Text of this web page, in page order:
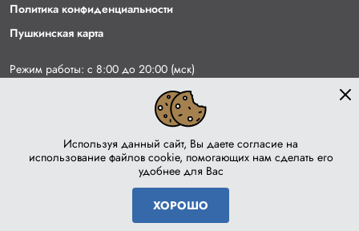
Политика конфиденциальности
Пушкинская карта
Режим работы: с 8:00 до 20:00 (мск)
youtubeИспользуя данный сайт, Вы даете согласие на
использование файлов cookie, помогающих нам сделать его
удобнее для Вас
ХОРОШО